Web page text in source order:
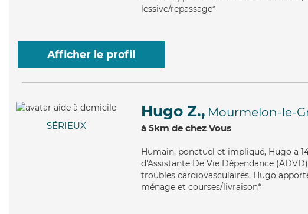
lessive/repassage*
Afficher le profil
SÉRIEUX
Hugo Z., Mourmelon-le-
à 5km de chez Vous
Humain, ponctuel et impliqué, Hugo a
d'Assistante De Vie Dépendance
troubles cardiovasculaires, Hugo
ménage et courses/livraison*